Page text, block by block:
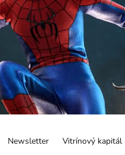
Newsletter Vitrínový kapitál